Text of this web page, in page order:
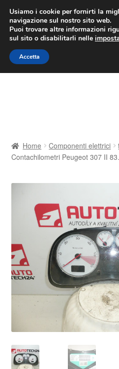
Lun-Ven 9:00 -
Vai
alla
navigazione
Vai
al
contenuto
Consegna
Contatto
Il mio account
Politica sulla riservatezza
Procedura di Reclamo
Registratore di cassa
Rimostranza
Home Componenti elettrici
Contachilometri Peugeot 307 II
Usiamo i cookie per fornirti la
navigazione sul nostro sito web.
Puoi trovare altre informazioni
sul sito o disabilitarli nelle
Accetta